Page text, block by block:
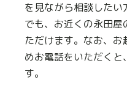
を見ながら相談した
でも、お近くの永田
ただけます。なお、
めお電話をいただく
す。